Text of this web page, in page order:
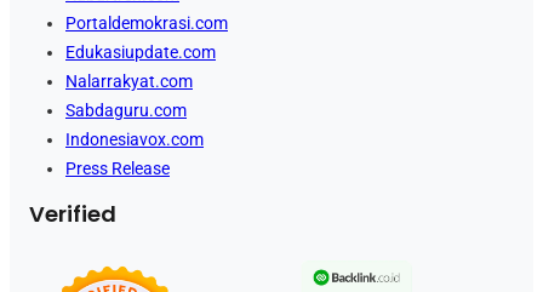
Portaldemokrasi.com
Edukasiupdate.com
Nalarrakyat.com
Sabdaguru.com
Indonesiavox.com
Press Release
Verified